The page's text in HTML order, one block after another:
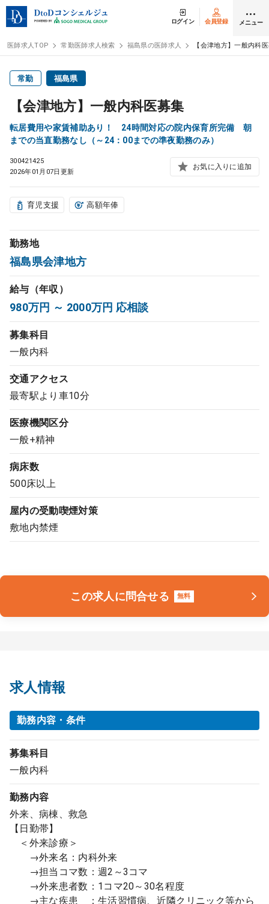
ログイン 会員登録 メニュー
医師求人
非常勤検索 アルバイト
コンサルタント
成功事例
転職ノウハウ
受付時間
クリニック開業
DtoDとは
お問合せ
医師求人TOP 常勤医師求人検索 福島県の医師求人 【会津地方】一般内科
常勤 福島県
【会津地方】一般内科医募集
転居費用や家賃補助あり！ 24時間対応の院内保育所完備 朝
までの当直勤務なし（～24：00までの準夜勤務のみ）
300421425
2026年01月07日更新
お気に入りに追加
育児支援 高額年俸
勤務地
福島県会津地方
給与（年収）
980万円 ～ 2000万円 応相談
募集科目
一般内科
交通アクセス
最寄駅より車10分
医療機関区分
一般+精神
病床数
500床以上
屋内の受動喫煙対策
敷地内禁煙
この求人に問合せる 無料
求人情報
勤務内容・条件
募集科目
一般内科
勤務内容
外来、病棟、救急
【日勤帯】
＜外来診療＞
→外来名：内科外来
→担当コマ数：週2～3コマ
→外来患者数：1コマ20～30名程度
→主な疾患 ：生活習慣病、近隣クリニック等から